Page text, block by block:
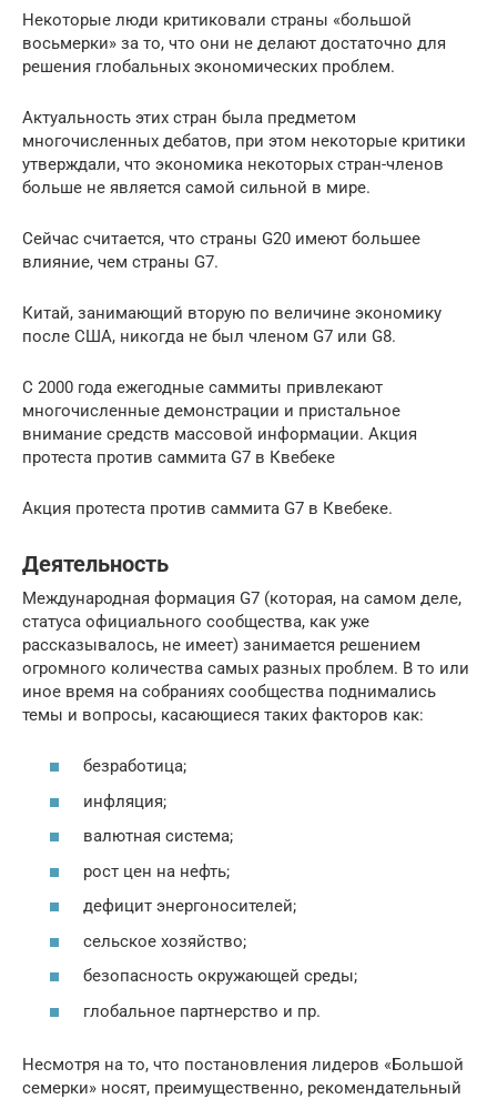
Некоторые люди критиковали страны «большой
восьмерки» за то, что они не делают достаточно для
решения глобальных экономических проблем.
Актуальность этих стран была предметом
многочисленных дебатов, при этом некоторые критики
утверждали, что экономика некоторых стран-членов
больше не является самой сильной в мире.
Сейчас считается, что страны G20 имеют большее
влияние, чем страны G7.
Китай, занимающий вторую по величине экономику
после США, никогда не был членом G7 или G8.
С 2000 года ежегодные саммиты привлекают
многочисленные демонстрации и пристальное
внимание средств массовой информации. Акция
протеста против саммита G7 в Квебеке
Акция протеста против саммита G7 в Квебеке.
Деятельность
Международная формация G7 (которая, на самом деле,
статуса официального сообщества, как уже
рассказывалось, не имеет) занимается решением
огромного количества самых разных проблем. В то или
иное время на собраниях сообщества поднимались
темы и вопросы, касающиеся таких факторов как:
безработица;
инфляция;
валютная система;
рост цен на нефть;
дефицит энергоносителей;
сельское хозяйство;
безопасность окружающей среды;
глобальное партнерство и пр.
Несмотря на то, что постановления лидеров «Большой
семерки» носят, преимущественно, рекомендательный